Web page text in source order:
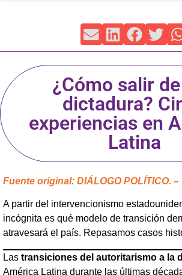
¿Cómo salir
dictadura?
experiencias en
Latina
Fuente original: DIÁLOGO POLÍTICO. –
A partir del intervencionismo
incógnita es qué modelo de transición
atravesará el país. Repasamos casos
Las transiciones del autoritarismo a la
América Latina durante las últimas